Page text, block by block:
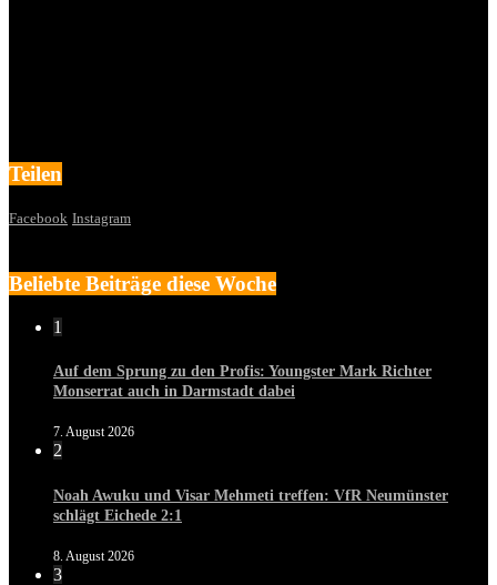
Teilen
Facebook Instagram
Beliebte Beiträge diese Woche
1
Auf dem Sprung zu den Profis: Youngster Mark Richter
Monserrat auch in Darmstadt dabei
7. August 2026
2
Noah Awuku und Visar Mehmeti treffen: VfR Neumünster
schlägt Eichede 2:1
8. August 2026
3